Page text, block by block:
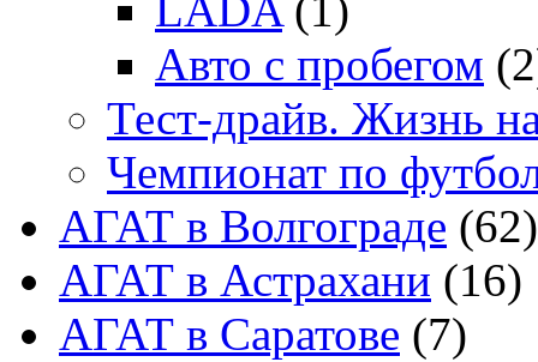
LADA (1)
Авто с пробегом
Тест-драйв. Жизнь
Чемпионат по
АГАТ в Волгограде (62)
АГАТ в Астрахани (16)
АГАТ в Саратове (7)